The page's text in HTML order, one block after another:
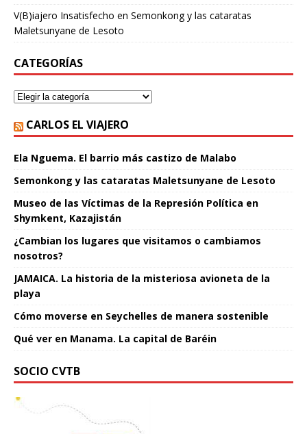
V(B)iajero Insatisfecho en Semonkong y las cataratas
Maletsunyane de Lesoto
CATEGORÍAS
CARLOS EL VIAJERO
Ela Nguema. El barrio más castizo de Malabo
Semonkong y las cataratas Maletsunyane de Lesoto
Museo de las Víctimas de la Represión Política en
Shymkent, Kazajistán
¿Cambian los lugares que visitamos o cambiamos
nosotros?
JAMAICA. La historia de la misteriosa avioneta de la
playa
Cómo moverse en Seychelles de manera sostenible
Qué ver en Manama. La capital de Baréin
SOCIO CVTB